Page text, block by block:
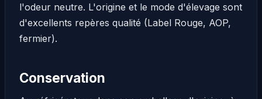
l'odeur neutre. L'origine et le mode d'élevage sont
d'excellents repères qualité (Label Rouge, AOP,
fermier).
Conservation